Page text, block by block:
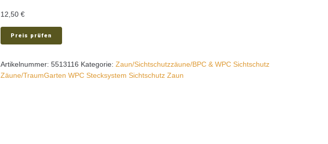
12,50€
Preis prüfen
Artikelnummer:5513116 Kategorie:Zaun/Sichtschutzzäune/BPC & WPC Sichtschutz
Zäune/TraumGarten WPC Stecksystem Sichtschutz Zaun